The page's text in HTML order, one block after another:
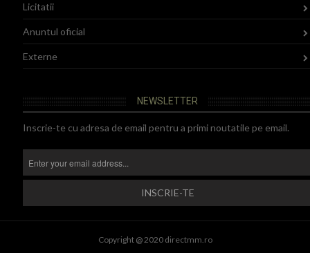
Licitatii
Anuntul oficial
Externe
NEWSLETTER
Inscrie-te cu adresa de email pentru a primi noutatile pe email.
Copyright @ 2020 directmm.ro